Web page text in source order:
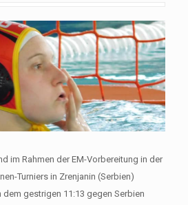
im Rahmen der EM-Vorbereitung in der
Turniers in Zrenjanin (Serbien)
gestrigen 11:13 gegen Serbien